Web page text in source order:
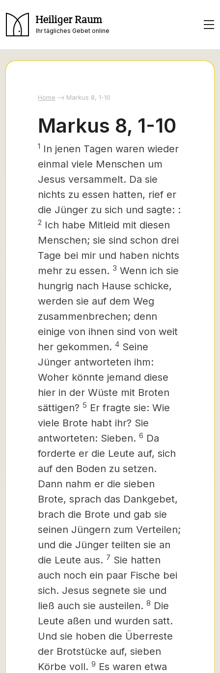
Heiliger Raum
Ihr tägliches Gebet online
Home Markus 8, 1-10
Markus 8, 1-10
1 In jenen Tagen waren wieder
einmal viele Menschen um
Jesus versammelt. Da sie
nichts zu essen hatten, rief er
die Jünger zu sich und sagte: :
2 Ich habe Mitleid mit diesen
Menschen; sie sind schon drei
Tage bei mir und haben nichts
mehr zu essen. 3 Wenn ich sie
hungrig nach Hause schicke,
werden sie auf dem Weg
zusammenbrechen; denn
einige von ihnen sind von weit
her gekommen. 4 Seine
Jünger antworteten ihm:
Woher könnte jemand diese
hier in der Wüste mit Broten
sättigen? 5 Er fragte sie: Wie
viele Brote habt ihr? Sie
antworteten: Sieben. 6 Da
forderte er die Leute auf, sich
auf den Boden zu setzen.
Dann nahm er die sieben
Brote, sprach das Dankgebet,
brach die Brote und gab sie
seinen Jüngern zum Verteilen;
und die Jünger teilten sie an
die Leute aus. 7 Sie hatten
auch noch ein paar Fische bei
sich. Jesus segnete sie und
ließ auch sie austeilen. 8 Die
Leute aßen und wurden satt.
Und sie hoben die Überreste
der Brotstücke auf, sieben
Körbe voll. 9 Es waren etwa